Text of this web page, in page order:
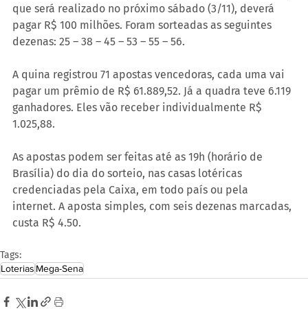
que será realizado no próximo sábado (3/11), deverá
pagar R$ 100 milhões. Foram sorteadas as seguintes
dezenas: 25 – 38 – 45 – 53 – 55 – 56.
A quina registrou 71 apostas vencedoras, cada uma vai
pagar um prêmio de R$ 61.889,52. Já a quadra teve 6.119
ganhadores. Eles vão receber individualmente R$
1.025,88.
As apostas podem ser feitas até as 19h (horário de
Brasília) do dia do sorteio, nas casas lotéricas
credenciadas pela Caixa, em todo país ou pela
internet. A aposta simples, com seis dezenas marcadas,
custa R$ 4.50.
Tags:
Loterias Mega-Sena